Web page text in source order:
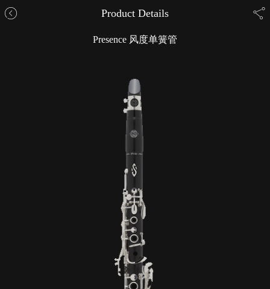
Product Details
Presence 风度单簧管